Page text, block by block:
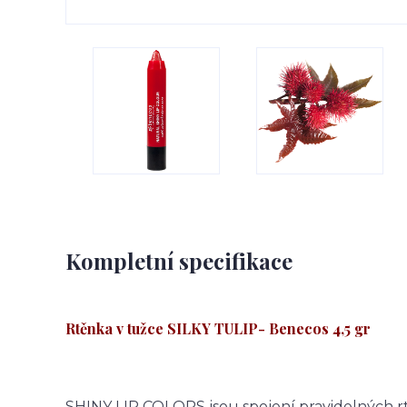
Kompletní specifikace
Rtěnka v tužce SILKY TULIP- Benecos 4,5 gr